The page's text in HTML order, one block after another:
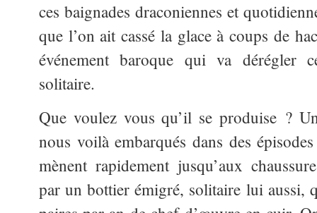
ces baignades draconiennes et
que l’on ait cassé la glace à coups de
événement baroque qui va dérégler
solitaire.
Que voulez vous qu’il se produise ?
nous voilà embarqués dans des
mènent rapidement jusqu’aux
par un bottier émigré, solitaire lui aussi,